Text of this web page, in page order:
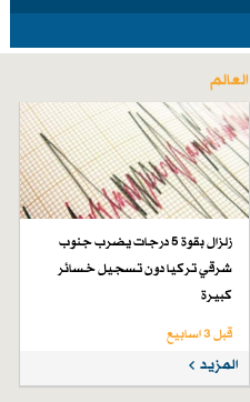
العالم
زلزال بقوة 5 درجات يضرب جنوب
شرقي تركيا دون تسجيل خسائر
كبيرة
قبل 3 اسابیع
المزيد